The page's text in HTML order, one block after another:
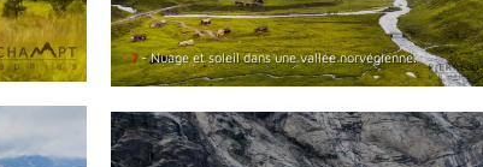
7- Nuage et soleil dans une vallée norvégienne.